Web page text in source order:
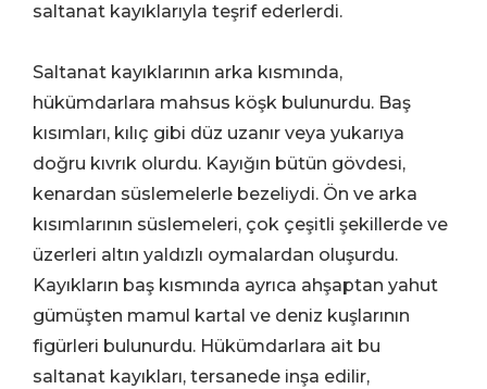
saltanat kayıklarıyla teşrif ederlerdi.
Saltanat kayıklarının arka kısmında,
hükümdarlara mahsus köşk bulunurdu. Baş
kısımları, kılıç gibi düz uzanır veya yukarıya
doğru kıvrık olurdu. Kayığın bütün gövdesi,
kenardan süslemelerle bezeliydi. Ön ve arka
kısımlarının süslemeleri, çok çeşitli şekillerde ve
üzerleri altın yaldızlı oymalardan oluşurdu.
Kayıkların baş kısmında ayrıca ahşaptan yahut
gümüşten mamul kartal ve deniz kuşlarının
figürleri bulunurdu. Hükümdarlara ait bu
saltanat kayıkları, tersanede inşa edilir,